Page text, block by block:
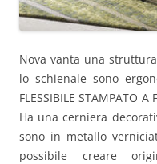
Nova vanta una
lo schienale sono
FLESSIBILE STAMPATO
Ha una cerniera
sono in metallo
possibile creare